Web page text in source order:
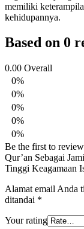
memiliki
kehidupannya.
Based on 0
0.00 Overall
0%
0%
0%
0%
0%
Be the first to
Qur’an Sebagai
Tinggi Keagamaan
Alamat email Anda
ditandai *
Your rating